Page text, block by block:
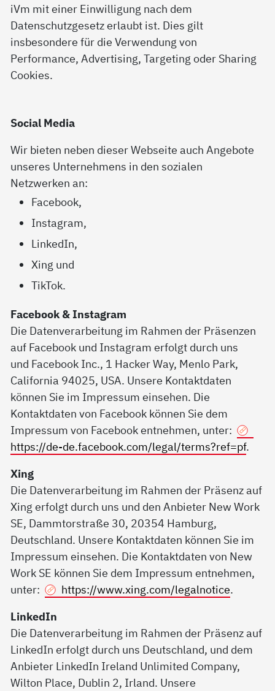
iVm mit einer Einwilligung nach dem
Datenschutzgesetz erlaubt ist. Dies gilt
insbesondere für die Verwendung von
Performance, Advertising, Targeting oder Sharing
Cookies.
Social Media
Wir bieten neben dieser Webseite auch Angebote
unseres Unternehmens in den sozialen
Netzwerken an:
Facebook,
Instagram,
LinkedIn,
Xing und
TikTok.
Facebook & Instagram
Die Datenverarbeitung im Rahmen der Präsenzen
auf Facebook und Instagram erfolgt durch uns
und Facebook Inc., 1 Hacker Way, Menlo Park,
California 94025, USA. Unsere Kontaktdaten
können Sie im Impressum einsehen. Die
Kontaktdaten von Facebook können Sie dem
Impressum von Facebook entnehmen, unter:
https://de-de.facebook.com/legal/terms?ref=pf.
Xing
Die Datenverarbeitung im Rahmen der Präsenz auf
Xing erfolgt durch uns und den Anbieter New Work
SE, Dammtorstraße 30, 20354 Hamburg,
Deutschland. Unsere Kontaktdaten können Sie im
Impressum einsehen. Die Kontaktdaten von New
Work SE können Sie dem Impressum entnehmen,
unter:
https://www.xing.com/legalnotice.
LinkedIn
Die Datenverarbeitung im Rahmen der Präsenz auf
LinkedIn erfolgt durch uns Deutschland, und dem
Anbieter LinkedIn Ireland Unlimited Company,
Wilton Place, Dublin 2, Irland. Unsere